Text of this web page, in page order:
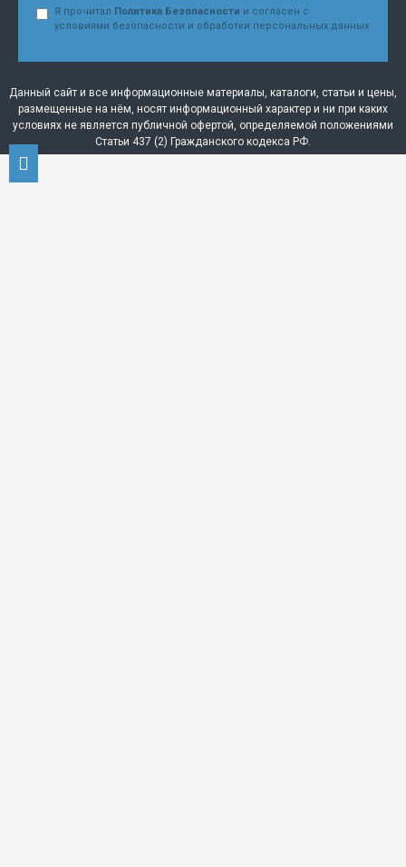
Я прочитал Политика Безопасности и согласен с
условиями безопасности и обработки персональных данных
Данный сайт и все информационные материалы, каталоги, статьи и цены,
размещенные на нём, носят информационный характер и ни при каких
условиях не является публичной офертой, определяемой положениями
Статьи 437 (2) Гражданского кодекса РФ.